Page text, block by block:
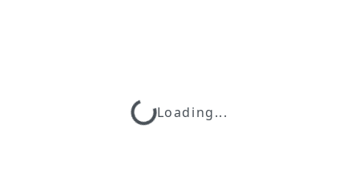
Loading...Loading...